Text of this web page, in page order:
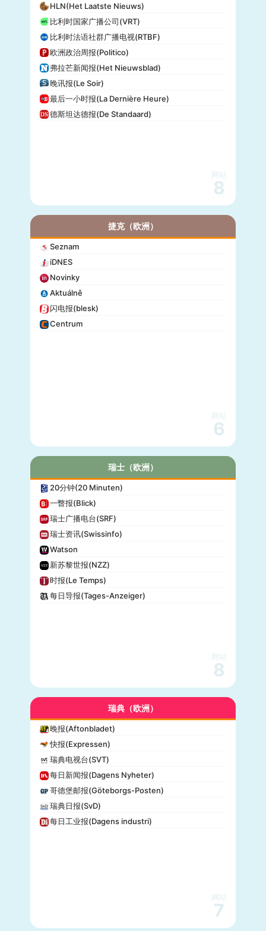
HLN(Het Laatste Nieuws)
比利时国家广播公司(VRT)
比利时法语社群广播电视(RTBF)
欧洲政治周报(Politico)
弗拉芒新闻报(Het Nieuwsblad)
晚讯报(Le Soir)
最后一小时报(La Dernière Heure)
德斯坦达德报(De Standaard)
网站
8
捷克（欧洲）
Seznam
iDNES
Novinky
Aktuálně
闪电报(blesk)
Centrum
网站
6
瑞士（欧洲）
20分钟(20 Minuten)
一瞥报(Blick)
瑞士广播电台(SRF)
瑞士资讯(Swissinfo)
Watson
新苏黎世报(NZZ)
时报(Le Temps)
每日导报(Tages-Anzeiger)
网站
8
瑞典（欧洲）
晚报(Aftonbladet)
快报(Expressen)
瑞典电视台(SVT)
每日新闻报(Dagens Nyheter)
哥德堡邮报(Göteborgs-Posten)
瑞典日报(SvD)
每日工业报(Dagens industri)
网站
7